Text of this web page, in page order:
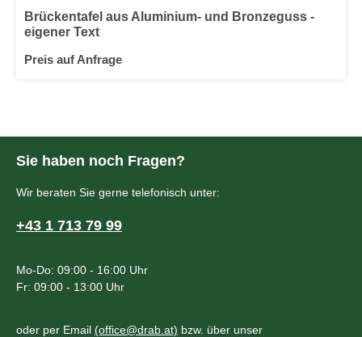
Brückentafel aus Aluminium- und Bronzeguss -
eigener Text
Preis auf Anfrage
Sie haben noch Fragen?
Wir beraten Sie gerne telefonisch unter:
+43 1 713 79 99
Mo-Do: 09:00 - 16:00 Uhr
Fr: 09:00 - 13:00 Uhr
oder per Email (office@drab.at) bzw. über unser